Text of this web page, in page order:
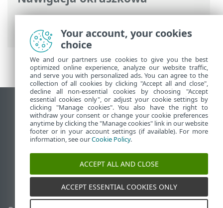
Pomoc online ESET>ESET LiveGuard
Advanced >Wprowadzenie
Wyświetl witrynę internetową dla
komputerów
End of Life
Baza wiedzy ESET
Forum ESET
ESET Status Portal
Pomoc regionalna
Your account, your cookies
choice
We and our partners use cookies to give you the best
optimized online experience, analyze our website traffic,
and serve you with personalized ads. You can agree to the
collection of all cookies by clicking "Accept all and close",
decline all non-essential cookies by choosing "Accept
essential cookies only", or adjust your cookie settings by
clicking "Manage cookies". You also have the right to
withdraw your consent or change your cookie preferences
anytime by clicking the "Manage cookies" link in our website
footer or in your account settings (if available). For more
information, see ourCookie Policy.
ACCEPT ALL AND CLOSE
ACCEPT ESSENTIAL COOKIES ONLY